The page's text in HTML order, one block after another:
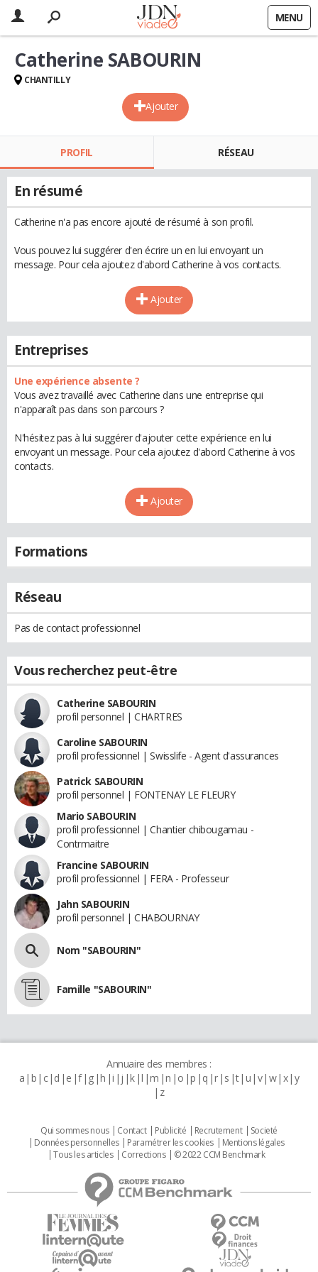
MENU
Ajouter
Catherine SABOURIN
CHANTILLY
PROFIL RÉSEAU
En résumé
Catherine n'a pas encore ajouté de résumé à son profil.
Vous pouvez lui suggérer d'en écrire un en lui envoyant un
message. Pour cela ajoutez d'abord Catherine à vos contacts.
Ajouter
Entreprises
Une expérience absente ?
Vous avez travaillé avec Catherine dans une entreprise qui
n'apparaît pas dans son parcours ?
N'hésitez pas à lui suggérer d'ajouter cette expérience en lui
envoyant un message. Pour cela ajoutez d'abord Catherine à vos
contacts.
Ajouter
Formations
Réseau
Pas de contact professionnel
Vous recherchez peut-être
Catherine SABOURIN
profil personnel | CHARTRES
Caroline SABOURIN
profil professionnel | Swisslife - Agent d'assurances
Patrick SABOURIN
profil personnel | FONTENAY LE FLEURY
Mario SABOURIN
profil professionnel | Chantier chibougamau -
Contrmaitre
Francine SABOURIN
profil professionnel | FERA - Professeur
Jahn SABOURIN
profil personnel | CHABOURNAY
Nom "SABOURIN"
Famille "SABOURIN"
Annuaire des membres :
a b c d e f g h i j k l m n o p q r s t u v w x y
z
Qui sommes nous Contact Publicité Recrutement
Societé
Données personnelles
Paramétrer les cookies
Mentions légales
Tous les articles
Corrections © 2022 CCM Benchmark